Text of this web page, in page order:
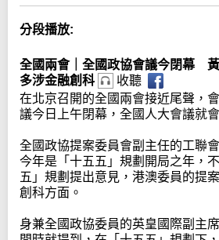
分段播放:
全國兩會｜全國政協會議今閉幕
多涉金融創科
收聽
在北京召開的全國兩會接近尾聲，
議今日上午閉幕，全國人大會議就
全國政協提案委員會副主任的工聯
今年是「十五五」規劃開局之年，
五」規劃提出意見，港澳委員的提
創科方面。
身兼全國政協委員的英皇國際副主